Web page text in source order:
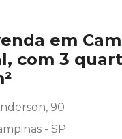
em
com 3
90
- SP